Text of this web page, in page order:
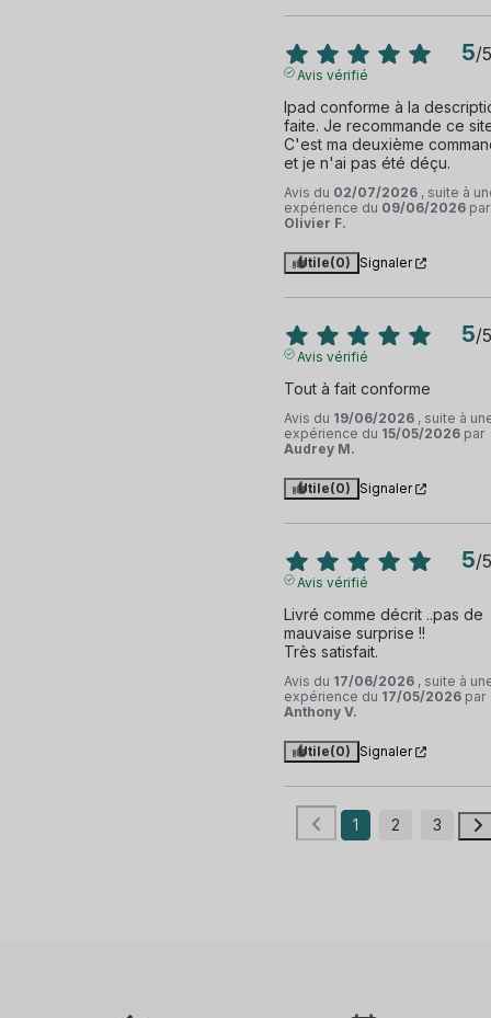
5/5
Avis vérifié
Ipad conforme à la
faite. Je recommande ce
C'est ma deuxième
et je n'ai pas été déçu.
Avis du 02/07/2026 , suite à
expérience du 09/06/2026 par
Olivier F.
Utile(0) Signaler
5/5
Avis vérifié
Tout à fait conforme
Avis du 19/06/2026 , suite à
expérience du 15/05/2026 par
Audrey M.
Utile(0) Signaler
5/5
Avis vérifié
Livré comme décrit ..pas de
mauvaise surprise !!
Très satisfait.
Avis du 17/06/2026 , suite à
expérience du 17/05/2026 par
Anthony V.
Utile(0) Signaler
1 2 3